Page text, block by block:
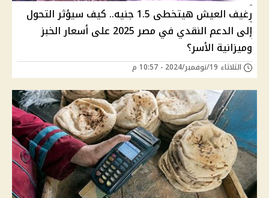
رغيف العيش هيتخطى 1.5 جنيه.. كيف سيؤثر التحول
إلى الدعم النقدي في مصر 2025 على أسعار الخبز
وميزانية الأسر؟
الثلاثاء 19/نوفمبر/2024 - 10:57 م